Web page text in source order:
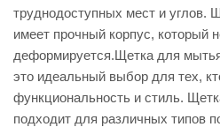
труднодоступных мест и углов.
имеет прочный корпус, который
деформируется.Щетка для
это идеальный выбор для тех,
функциональность и стиль.
подходит для различных типов